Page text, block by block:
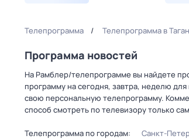
Телепрограмма Телепрограмма в
Программа новостей
На Рамблер/телепрограмме вы найдете
программу на сегодня, завтра, неделю
свою персональную телепрограмму.
способ смотреть по телевизору только
Телепрограмма по городам: Санкт-